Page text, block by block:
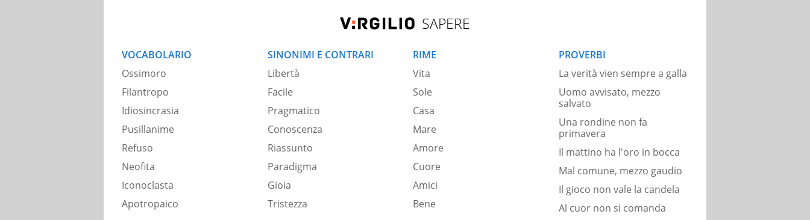
SAPERE
VOCABOLARIO
Ossimoro
Filantropo
Idiosincrasia
Pusillanime
Refuso
Neofita
Iconoclasta
Apotropaico
SINONIMI E CONTRARI
Libertà
Facile
Pragmatico
Conoscenza
Riassunto
Paradigma
Gioia
Tristezza
RIME
Vita
Sole
Casa
Mare
Amore
Cuore
Amici
Bene
PROVERBI
La verità vien sempre a galla
Uomo avvisato, mezzo
salvato
Una rondine non fa
primavera
Il mattino ha l'oro in bocca
Mal comune, mezzo gaudio
Il gioco non vale la candela
Al cuor non si comanda